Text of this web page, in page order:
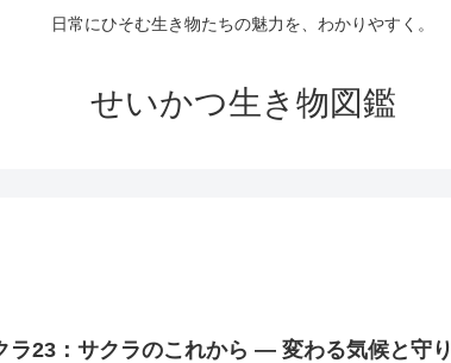
日常にひそむ生き物たちの魅力を、わかりやすく。
せいかつ生き物図鑑
ラ23：サクラのこれから ― 変わる気候と守り